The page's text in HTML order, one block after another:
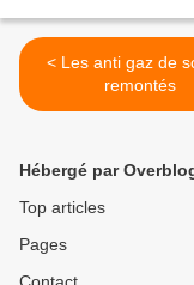
< Les anti gaz de schiste
remontés
Hébergé par
Top articles
Pages